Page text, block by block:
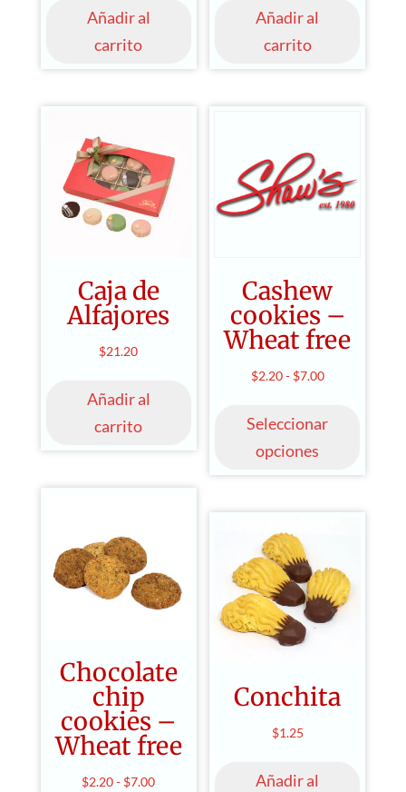
Añadir al
carrito
Añadir al
carrito
Caja de
Alfajores
$21.20
Añadir al
carrito
Cashew
cookies –
Wheat free
$2.20- $7.00Rango
precios:
Seleccionar
opciones
Chocolate
chip
cookies –
Wheat free
$2.20- $7.00Rango
Conchita
$1.25
Añadir al